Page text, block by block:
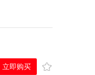
立即购买